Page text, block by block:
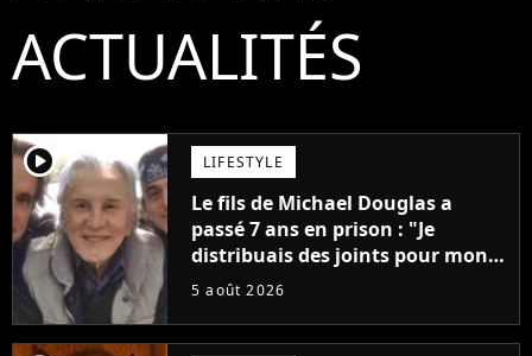
ACTUALITÉS
player2 LIFESTYLE
Le fils de Michael Douglas a
passé 7 ans en prison : "Je
distribuais des joints pour mon
père"
5 août 2026